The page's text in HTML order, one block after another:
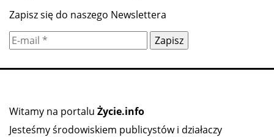
Zapisz się do naszego Newslettera
Witamy na portalu Życie.info
Jesteśmy środowiskiem publicystów i działaczy